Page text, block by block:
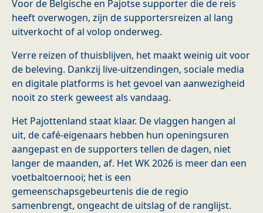
Voor de Belgische en Pajotse supporter die de reis
heeft overwogen, zijn de supportersreizen al lang
uitverkocht of al volop onderweg.
Verre reizen of thuisblijven, het maakt weinig uit voor
de beleving. Dankzij live-uitzendingen, sociale media
en digitale platforms is het gevoel van aanwezigheid
nooit zo sterk geweest als vandaag.
Het Pajottenland staat klaar. De vlaggen hangen al
uit, de café-eigenaars hebben hun openingsuren
aangepast en de supporters tellen de dagen, niet
langer de maanden, af. Het WK 2026 is meer dan een
voetbaltoernooi; het is een
gemeenschapsgebeurtenis die de regio
samenbrengt, ongeacht de uitslag of de ranglijst.